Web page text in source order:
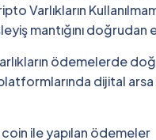
Varlıkların
mantığını
ödemelerde
dijital
ile yapılan ödemeler